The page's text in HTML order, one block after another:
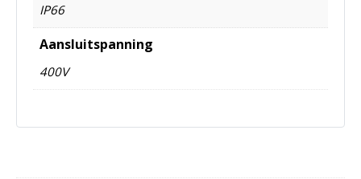
IP66
Aansluitspanning
400V